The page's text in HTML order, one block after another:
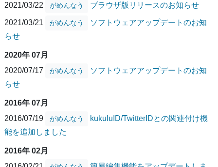
2021/03/22
がめんなう ブラウザ版リリースのお知らせ
2021/03/21 がめんなう
ソフトウェアアップデートのお知
らせ
2020年 07月
2020/07/17
がめんなう
ソフトウェアアップデートのお知
らせ
2016年 07月
2016/07/19
がめんなう
kukuluID/TwitterIDとの関連付け機
能を追加しました
2016年 02月